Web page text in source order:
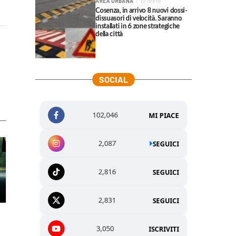
Cosenza, in arrivo 8 nuovi dossi-
dissuasori di velocità. Saranno
installati in 6 zone strategiche
della città
SOCIAL
102,046 MI PIACE
2,087 SEGUICI
2,816 SEGUICI
2,831 SEGUICI
3,050 ISCRIVITI